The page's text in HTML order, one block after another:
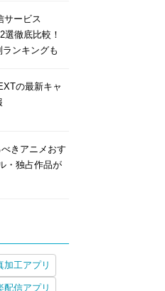
サービス
選徹底比較！
ンキングも
の最新キャ
きアニメおす
・独占作品が
加工アプリ
配信アプリ